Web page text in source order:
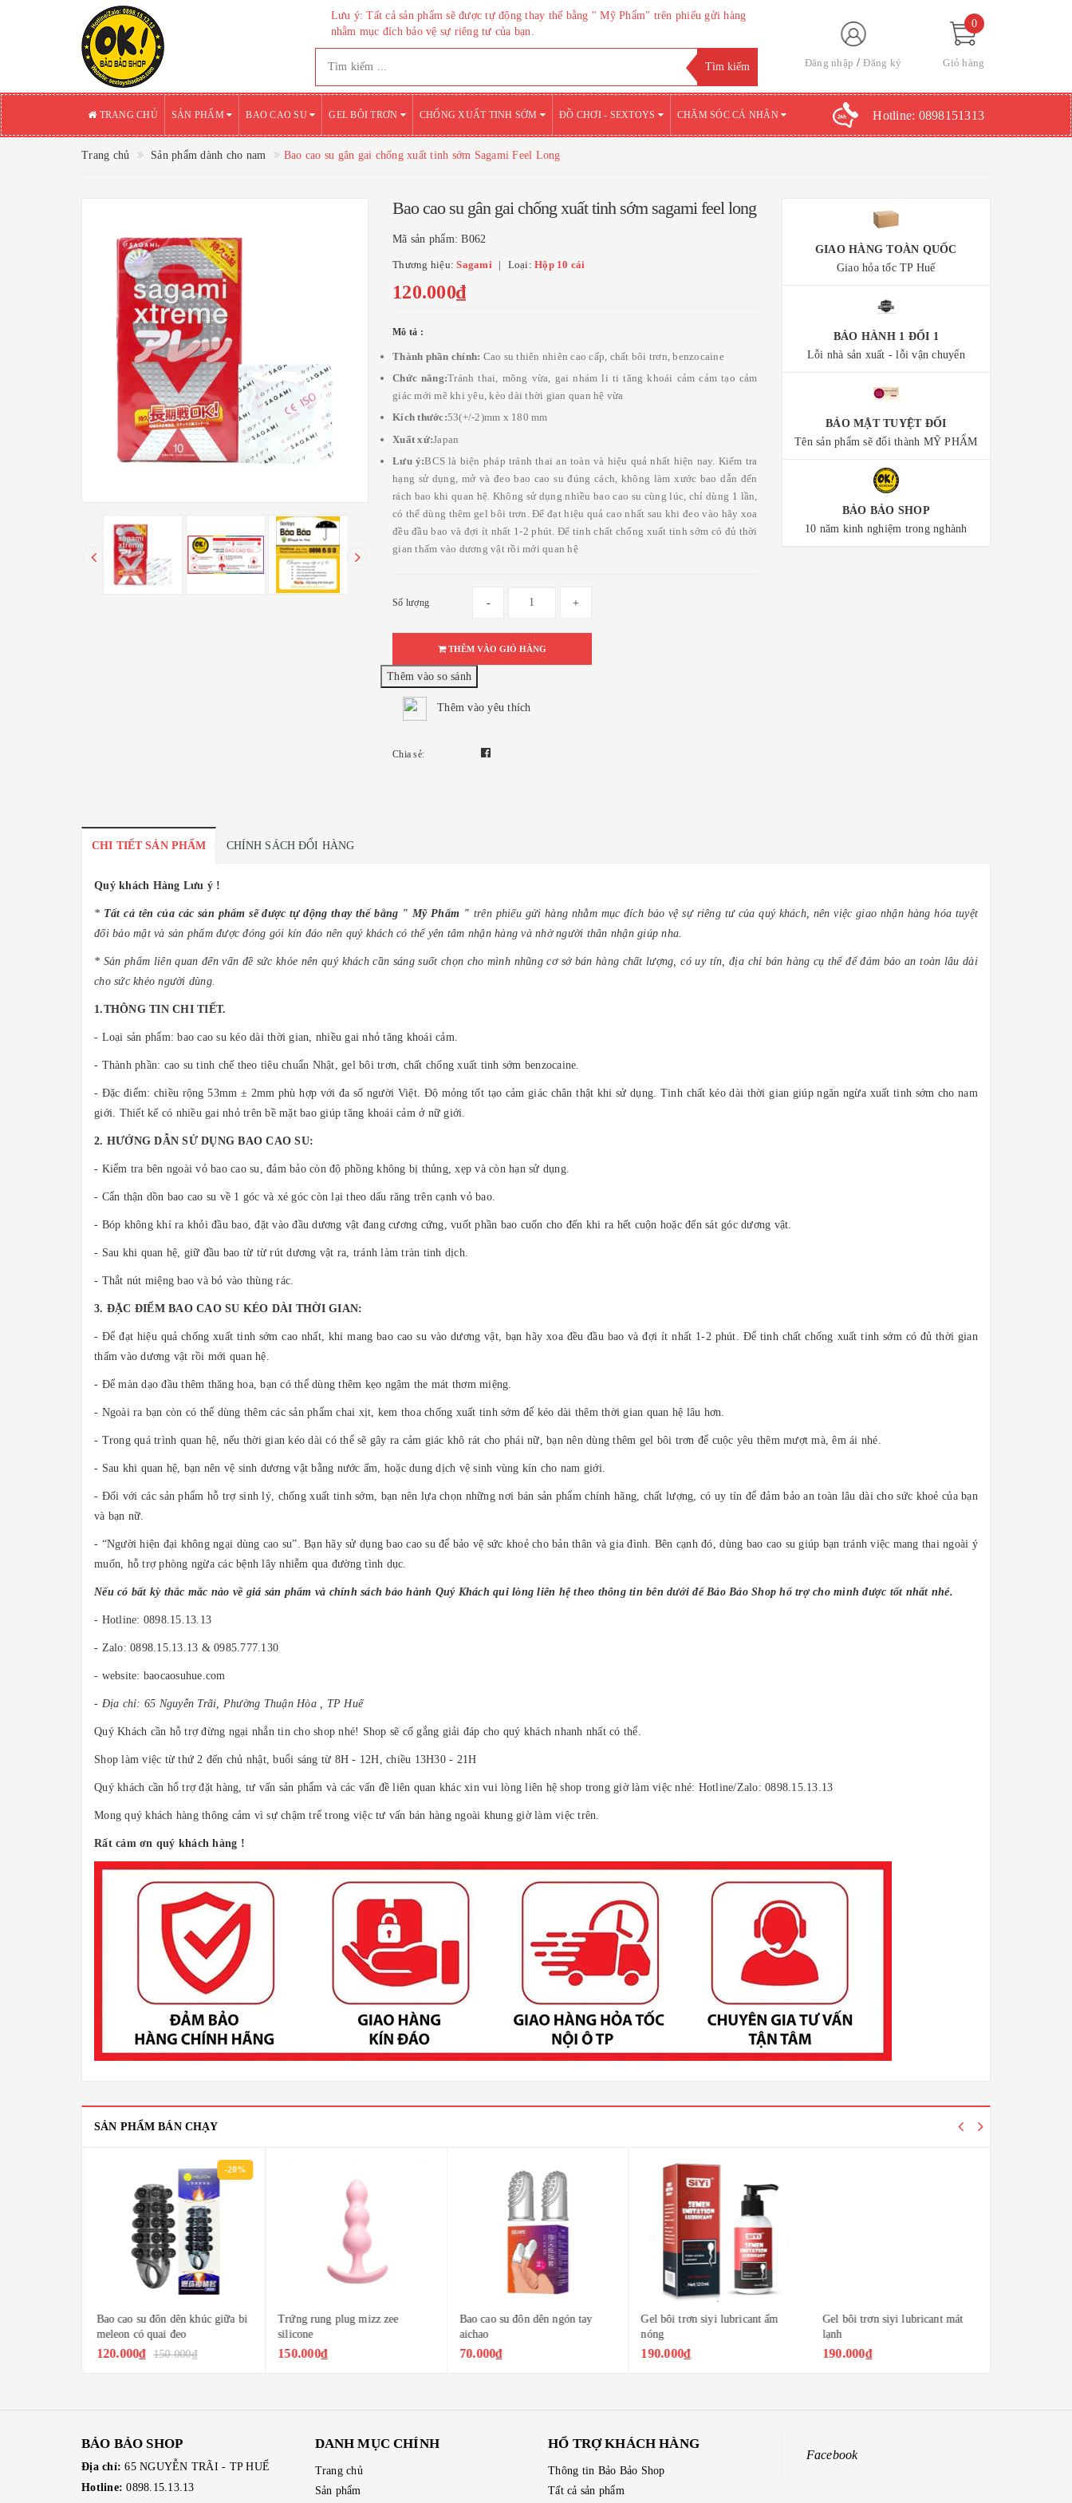
Lưu ý: Tất cả sản phẩm sẽ được tự động thay thế bằng " Mỹ Phẩm" trên phiếu gửi hàng
nhằm mục đích bảo vệ sự riêng tư của bạn.
Đăng nhập Đăng ký
0
Giỏ hàng
TRANG CHỦ SẢN PHẨM BAO CAO SU GEL BÔI TRƠN CHỐNG XUẤT TINH SỚM ĐỒ CHƠI - SEXTOYS CHĂM SÓC CÁ NHÂN Hotline: 0898151313
Trang chủ Sản phẩm dành cho nam Bao cao su gân gai chống xuất tinh sớm Sagami Feel Long
Bao cao su gân gai chống xuất tinh sớm sagami feel long
Mã sản phẩm:B062
Thương hiệu:Sagami Loại: Hộp 10 cái
120.000₫
Mô tả :
Thành phần chính: Cao su thiên nhiên cao cấp, chất bôi trơn, benzocaine
Chức năng:Tránh thai, mõng vừa, gai nhám li ti tăng khoái cảm cảm tạo cảm
giác mới mẽ khi yêu, kèo dài thời gian quan hệ vừa
Kích thước:53(+/-2)mm x 180 mm
Xuất xứ:Japan
Lưu ý:BCS là biện pháp tránh thai an toàn và hiệu quả nhất hiện nay. Kiểm tra
hạng sử dụng, mở và đeo bao cao su đúng cách, không làm xước bao dẫn đến
rách bao khi quan hệ. Không sử dụng nhiều bao cao su cùng lúc, chỉ dùng 1 lần,
có thể dùng thêm gel bôi trơn. Để đạt hiệu quả cao nhất sau khi đeo vào hãy xoa
đều đầu bao và đợi ít nhất 1-2 phút. Để tinh chất chống xuất tinh sớm có đủ thời
gian thấm vào dương vật rồi mới quan hệ
Số lượng - +
THÊM VÀO GIỎ HÀNG
Thêm vào yêu thích
Chia sẻ:
GIAO HÀNG TOÀN QUỐC
Giao hỏa tốc TP Huế
BẢO HÀNH 1 ĐỔI 1
Lỗi nhà sản xuất - lỗi vận chuyển
BẢO MẬT TUYỆT ĐỐI
Tên sản phẩm sẽ đổi thành MỸ PHẨM
BẢO BẢO SHOP
10 năm kinh nghiệm trong nghành
CHI TIẾT SẢN PHẨM CHÍNH SÁCH ĐỔI HÀNG
Quý khách Hàng Lưu ý !
* Tất cả tên của các sản phẩm sẽ được tự động thay thế bằng " Mỹ Phẩm " trên phiếu gửi hàng nhằm mục đích bảo vệ sự riêng tư của quý khách, nên việc giao nhận hàng hóa tuyệt
đối bảo mật và sản phẩm được đóng gói kín đáo nên quý khách có thể yên tâm nhận hàng và nhờ người thân nhận giúp nha.
* Sản phẩm liên quan đến vấn đề sức khỏe nên quý khách cần sáng suốt chọn cho mình nhũng cơ sở bán hàng chất lượng, có uy tín, địa chỉ bán hàng cụ thể để đảm bảo an toàn lâu dài
cho sức khẻo người dùng.
1.THÔNG TIN CHI TIẾT.
- Loại sản phẩm: bao cao su kéo dài thời gian, nhiều gai nhỏ tăng khoái cảm.
- Thành phần: cao su tinh chế theo tiêu chuẩn Nhật, gel bôi trơn, chất chống xuất tinh sớm benzocaine.
- Đặc điểm: chiều rộng 53mm ± 2mm phù hợp với đa số người Việt. Độ mỏng tốt tạo cảm giác chân thật khi sử dụng. Tinh chất kéo dài thời gian giúp ngăn ngừa xuất tinh sớm cho nam
giới. Thiết kế có nhiều gai nhỏ trên bề mặt bao giúp tăng khoái cảm ở nữ giới.
2. HƯỚNG DẪN SỬ DỤNG BAO CAO SU:
- Kiểm tra bên ngoài vỏ bao cao su, đảm bảo còn độ phồng không bị thủng, xẹp và còn hạn sử dụng.
- Cẩn thận dồn bao cao su về 1 góc và xé góc còn lại theo dấu răng trên cạnh vỏ bao.
- Bóp không khí ra khỏi đầu bao, đặt vào đầu dương vật đang cương cứng, vuốt phần bao cuốn cho đến khi ra hết cuộn hoặc đến sát góc dương vật.
- Sau khi quan hệ, giữ đầu bao từ từ rút dương vật ra, tránh làm tràn tinh dịch.
- Thắt nút miệng bao và bỏ vào thùng rác.
3. ĐẶC ĐIỂM BAO CAO SU KÉO DÀI THỜI GIAN:
- Để đạt hiệu quả chống xuất tinh sớm cao nhất, khi mang bao cao su vào dương vật, bạn hãy xoa đều đầu bao và đợi ít nhất 1-2 phút. Để tinh chất chống xuất tinh sớm có đủ thời gian
thấm vào dương vật rồi mới quan hệ.
- Để màn dạo đầu thêm thăng hoa, bạn có thể dùng thêm kẹo ngậm the mát thơm miệng.
- Ngoài ra bạn còn có thể dùng thêm các sản phẩm chai xịt, kem thoa chống xuất tinh sớm để kéo dài thêm thời gian quan hệ lâu hơn.
- Trong quá trình quan hệ, nếu thời gian kéo dài có thể sẽ gây ra cảm giác khô rát cho phái nữ, bạn nên dùng thêm gel bôi trơn để cuộc yêu thêm mượt mà, êm ái nhé.
- Sau khi quan hệ, bạn nên vệ sinh dương vật bằng nước ấm, hoặc dung dịch vệ sinh vùng kín cho nam giới.
- Đối với các sản phẩm hỗ trợ sinh lý, chống xuất tinh sớm, bạn nên lựa chọn những nơi bán sản phẩm chính hãng, chất lượng, có uy tín để đảm bảo an toàn lâu dài cho sức khoẻ của bạn
và bạn nữ.
- “Người hiện đại không ngại dùng cao su”. Bạn hãy sử dụng bao cao su để bảo vệ sức khoẻ cho bản thân và gia đình. Bên cạnh đó, dùng bao cao su giúp bạn tránh việc mang thai ngoài ý
muốn, hỗ trợ phòng ngừa các bệnh lây nhiễm qua đường tình dục.
Nếu có bất kỳ thắc mắc nào về giá sản phẩm và chính sách bảo hành Quý Khách qui lòng liên hệ theo thông tin bên dưới để Bảo Bảo Shop hổ trợ cho mình được tốt nhất nhé.
- Hotline: 0898.15.13.13
- Zalo: 0898.15.13.13 & 0985.777.130
- website: baocaosuhue.com
- Địa chỉ: 65 Nguyễn Trãi, Phường Thuận Hòa , TP Huế
Quý Khách cần hỗ trợ đừng ngại nhắn tin cho shop nhé! Shop sẽ cố gắng giải đáp cho quý khách nhanh nhất có thể.
Shop làm việc từ thứ 2 đến chủ nhật, buổi sáng từ 8H - 12H, chiều 13H30 - 21H
Quý khách cần hổ trợ đặt hàng, tư vấn sản phẩm và các vấn đề liên quan khác xin vui lòng liên hệ shop trong giờ làm việc nhé: Hotline/Zalo: 0898.15.13.13
Mong quý khách hàng thông cảm vì sự chậm trể trong việc tư vấn bán hàng ngoài khung giờ làm việc trên.
Rất cảm ơn quý khách hàng !
SẢN PHẨM BÁN CHẠY
-20%
Bao cao su đôn dên khúc giữa bi
meleon có quai đeo
120.000₫ 150.000₫
Trứng rung plug mizz zee
silicone
150.000₫
Bao cao su đôn dên ngón tay
aichao
70.000₫
Gel bôi trơn siyi lubricant ấm
nóng
190.000₫
Gel bôi trơn siyi lubricant mát
lạnh
190.000₫
BẢO BẢO SHOP
Địa chỉ:65 NGUYỄN TRÃI - TP HUẾ
Hotline: 0898.15.13.13
DANH MỤC CHÍNH
Trang chủ
Sản phẩm
HỔ TRỢ KHÁCH HÀNG
Thông tin Bảo Bảo Shop
Tất cả sản phẩm
Facebook